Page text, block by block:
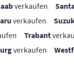
verkaufen
verkaufen
Trabant
verkaufen